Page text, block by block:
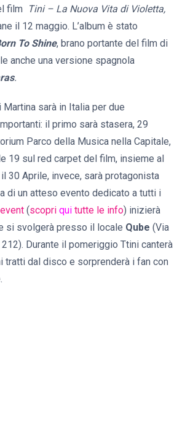
film
Tini – La Nuova Vita di Violetta,
il 12 maggio. L’album è stato
To Shine, brano portante del film di
anche una versione spagnola
.
sarà in Italia per due
il primo sarà stasera, 29
Parco della Musica nella Capitale,
19 sul red carpet del film, insieme al
30 Aprile, invece, sarà protagonista
di un atteso evento dedicato a tutti i
(scopri qui tutte le info) inizierà
si svolgerà presso il locale Qube (Via
Durante il pomeriggio Ttini canterà
tratti dal disco e sorprenderà i fan con